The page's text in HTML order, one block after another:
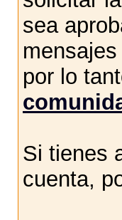
sea
por lo
Si tienes
cuenta,